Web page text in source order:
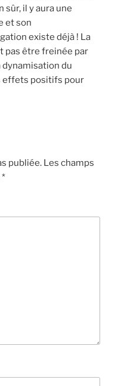
sûr, il y aura une
et son
existe déjà ! La
pas être freinée par
dynamisation du
effets positifs pour
publiée. Les champs
*